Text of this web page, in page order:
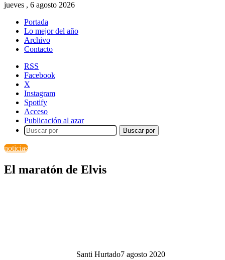
jueves , 6 agosto 2026
Portada
Lo mejor del año
Archivo
Contacto
RSS
Facebook
X
Instagram
Spotify
Acceso
Publicación al azar
Buscar por
noticias
El maratón de Elvis
Santi Hurtado7 agosto 2020